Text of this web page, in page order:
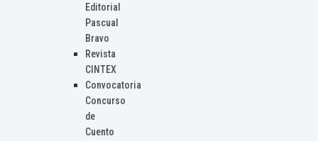
Editorial
Pascual
Bravo
Revista
CINTEX
Convocatoria
Concurso
de
Cuento